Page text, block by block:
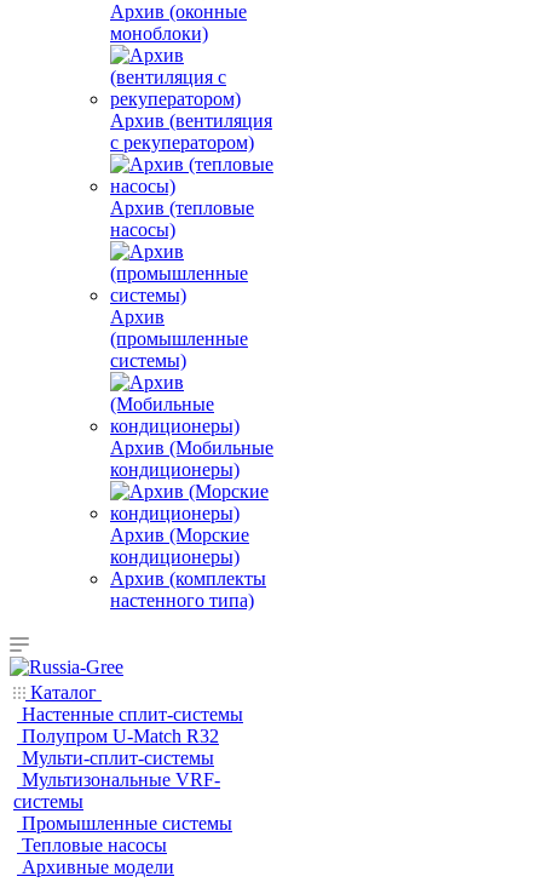
Архив (оконные
моноблоки)
Архив (вентиляция
с рекуператором)
Архив (тепловые
насосы)
Архив
(промышленные
системы)
Архив (Мобильные
кондиционеры)
Архив (Морские
кондиционеры)
Архив (комплекты
настенного типа)
Каталог
Настенные сплит-системы
Полупром U-Match R32
Мульти-сплит-системы
Мультизональные VRF-
системы
Промышленные системы
Тепловые насосы
Архивные модели